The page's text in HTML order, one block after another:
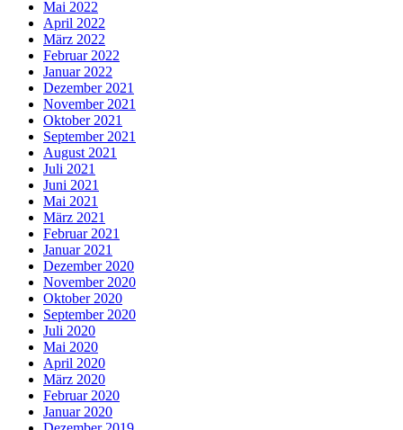
Mai 2022
April 2022
März 2022
Februar 2022
Januar 2022
Dezember 2021
November 2021
Oktober 2021
September 2021
August 2021
Juli 2021
Juni 2021
Mai 2021
März 2021
Februar 2021
Januar 2021
Dezember 2020
November 2020
Oktober 2020
September 2020
Juli 2020
Mai 2020
April 2020
März 2020
Februar 2020
Januar 2020